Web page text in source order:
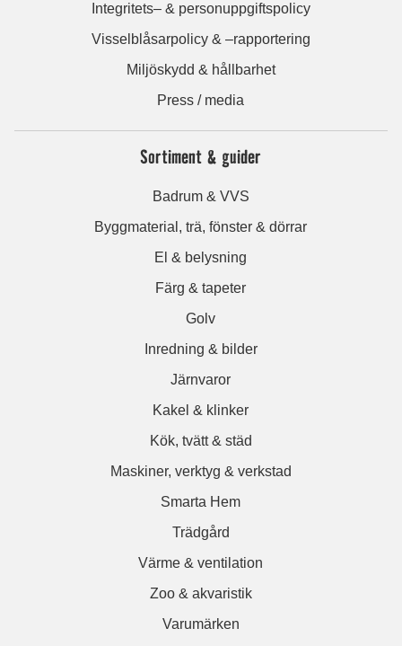
Integritets– & personuppgiftspolicy
Visselblåsarpolicy & –rapportering
Miljöskydd & hållbarhet
Press / media
Sortiment & guider
Badrum & VVS
Byggmaterial, trä, fönster & dörrar
El & belysning
Färg & tapeter
Golv
Inredning & bilder
Järnvaror
Kakel & klinker
Kök, tvätt & städ
Maskiner, verktyg & verkstad
Smarta Hem
Trädgård
Värme & ventilation
Zoo & akvaristik
Varumärken